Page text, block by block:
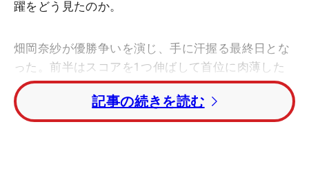
躍をどう見たのか。
畑岡奈紗が優勝争いを演じ、手に汗握る最終日とな
った。前半はスコアを1つ伸ばして首位に肉薄した
ものの、後半13番からの3連続ボギーもあり、
「72」とスコアを1つ落とし優勝には届かなかっ
た。それでも、初めて女子トーナメントが開催され
記事の続きを読む